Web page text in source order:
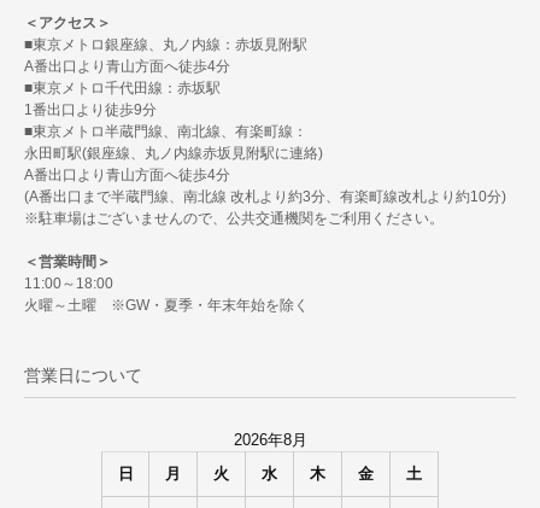
＜アクセス＞
■東京メトロ銀座線、丸ノ内線：赤坂見附駅
A番出口より青山方面へ徒歩4分
■東京メトロ千代田線：赤坂駅
1番出口より徒歩9分
■東京メトロ半蔵門線、南北線、有楽町線：
永田町駅(銀座線、丸ノ内線赤坂見附駅に連絡)
A番出口より青山方面へ徒歩4分
(A番出口まで半蔵門線、南北線 改札より約3分、有楽町線改札より約10分)
※駐車場はございませんので、公共交通機関をご利用ください。
＜営業時間＞
11:00～18:00
火曜～土曜 ※GW・夏季・年末年始を除く
営業日について
2026年8月
日
月 火 水 木 金 土